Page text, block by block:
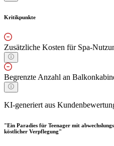
Kritikpunkte
Zusätzliche Kosten für Spa-
Begrenzte Anzahl an
KI-generiert aus
"Ein Paradies für Teenager mit
köstlicher Verpflegung"